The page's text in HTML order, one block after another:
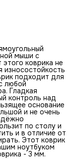
мыши с
коврика не
подходит для
любой
Гладкая
контроль над
основание
и не очень
по столу и
и в отличие от
Этот коврик
ноутбуком
- 3 мм.